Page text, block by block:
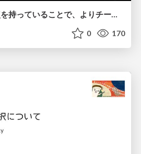
複数ロールの視点を持っていることで、よりチームを良くすることができるんだぜ！ / Multiple roles improve teams
0 170